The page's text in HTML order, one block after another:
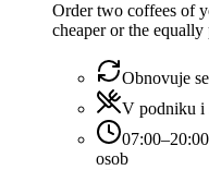
Order two coffees of
cheaper or the
Obnovuje
V podniku i
07:00–20:00
osob